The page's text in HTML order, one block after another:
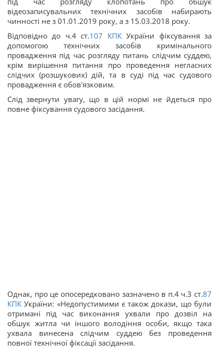
відеозаписувальних технічних засобів набирають
чинності не з 01.01.2019 року, а з 15.03.2018 року.
Відповідно до ч.4 ст.107 КПКУкраїни фіксування за
допомогою технічних засобів кримінального
провадження під час розгляду питань слідчим суддею,
крім вирішення питання про проведення негласних
слідчих (розшукових) дій, та в суді під час судового
провадження є обов'язковим.
Слід звернути увагу, що в цій нормі не йдеться про
повне фіксування судового засідання.
Однак, про це опосередковано зазначено в п.4 ч.3 ст.87
КПК України: «Недопустимими є також докази, що були
отримані під час виконання ухвали про дозвіл на
обшук житла чи іншого володіння особи, якщо така
ухвала винесена слідчим суддею без проведення
повної технічної фіксації засідання.